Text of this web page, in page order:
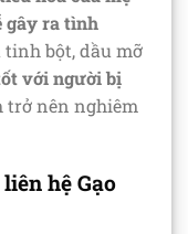
gây ra tình
tinh bột, dầu mỡ
với người bị
trở nên nghiêm
hệ Gạo